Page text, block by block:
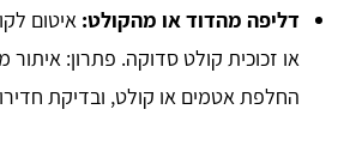
דליפה מהדוד או מהקולט: איטום
או זכוכית קולט סדוקה. פתרון: איתור
החלפת אטמים או קולט, ובדיקת